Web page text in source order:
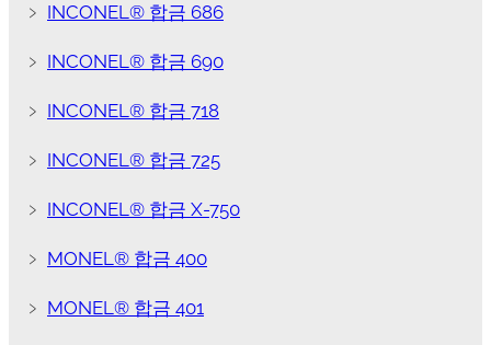
﹥ INCONEL® 합금 686
﹥ INCONEL® 합금 690
﹥ INCONEL® 합금 718
﹥ INCONEL® 합금 725
﹥ INCONEL® 합금 X-750
﹥ MONEL® 합금 400
﹥ MONEL® 합금 401